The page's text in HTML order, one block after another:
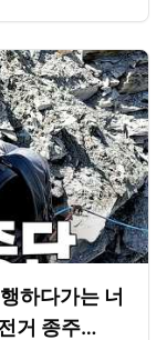
하다가는 너
거 종주